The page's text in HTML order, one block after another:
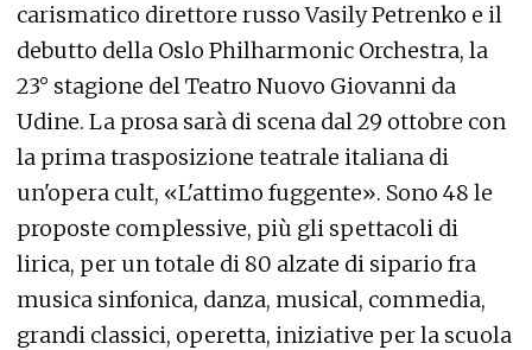
carismatico direttore russo Vasily Petrenko e il
debutto della Oslo Philharmonic Orchestra, la
23° stagione del Teatro Nuovo Giovanni da
Udine. La prosa sarà di scena dal 29 ottobre con
la prima trasposizione teatrale italiana di
un'opera cult, «L'attimo fuggente». Sono 48 le
proposte complessive, più gli spettacoli di
lirica, per un totale di 80 alzate di sipario fra
musica sinfonica, danza, musical, commedia,
grandi classici, operetta, iniziative per la scuola